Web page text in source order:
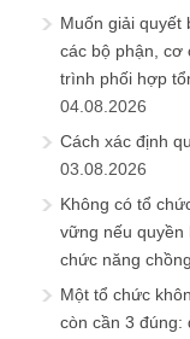
Muốn giải quyết
các bộ phận, cơ
trình phối hợp
04.08.2026
Cách xác định
03.08.2026
Không có tổ
vững nếu quyền
chức năng
Một tổ chức
còn cần 3 đúng: